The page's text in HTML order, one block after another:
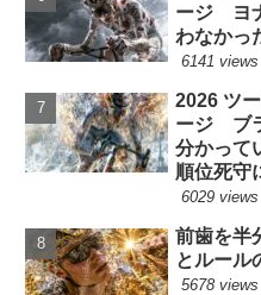
ージ ヨ
わなかっ
6141 views
2026 ツ
ージ ブ
分かって
順位死守
6029 views
前歯を半
とルール
5678 views